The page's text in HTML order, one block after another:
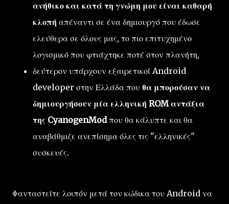
ανήθικο και κατά τη γνώμη μου είναι καθαρή
κλοπή απέναντι σε ένα δημιουργό που έδωσε
ελεύθερα σε όλους μας, το πιο επιτυχημένο
λογισμικό που φτιάχτηκε ποτέ στον πλανήτη,
δεύτερον υπάρχουν εξαιρετικοί Android
developer στην Ελλάδα που θα μπορούσαν να
δημιουργήσουν μία ελληνική ROM αντάξια
της CyanogenModπου θα κάλυπτε και θα
αναβάθμιζε ανεπίσημα όλες τις "ελληνικές"
συσκευές.
Φανταστείτε λοιπόν μετά τον κώδικα του Android να